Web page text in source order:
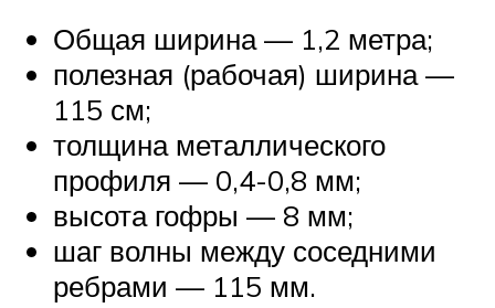
Общая ширина — 1,2 метра;
полезная (рабочая) ширина —
115 см;
толщина металлического
профиля — 0,4-0,8 мм;
высота гофры — 8 мм;
шаг волны между соседними
ребрами — 115 мм.